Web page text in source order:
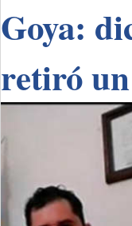
Goya:
retiró